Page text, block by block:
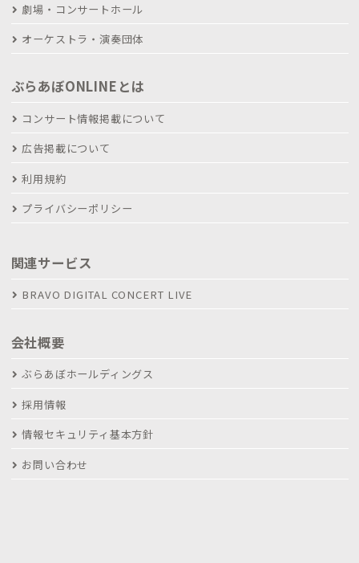
劇場・コンサートホール
オーケストラ・演奏団体
ぶらあぼONLINEとは
コンサート情報掲載について
広告掲載について
利用規約
プライバシーポリシー
関連サービス
BRAVO DIGITAL CONCERT LIVE
会社概要
ぶらあぼホールディングス
採用情報
情報セキュリティ基本方針
お問い合わせ